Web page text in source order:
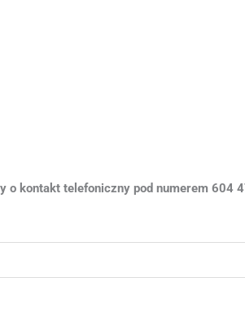
telefoniczny pod numerem 604 474